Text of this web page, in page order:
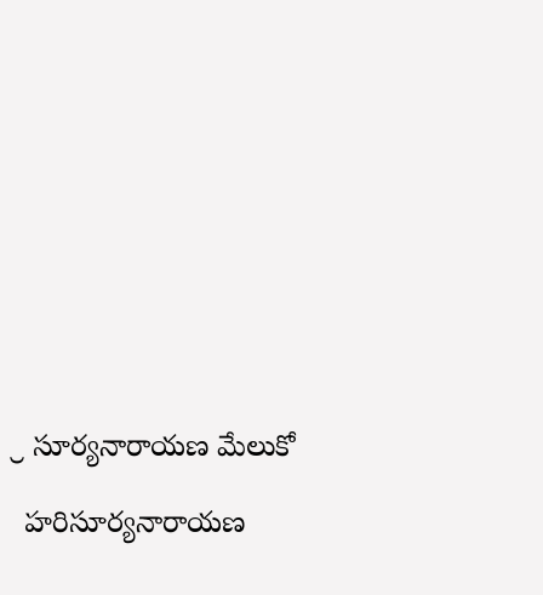
శ్రీ సూర్యనారాయణ మేలుకో
హరిసూర్యనారాయణ